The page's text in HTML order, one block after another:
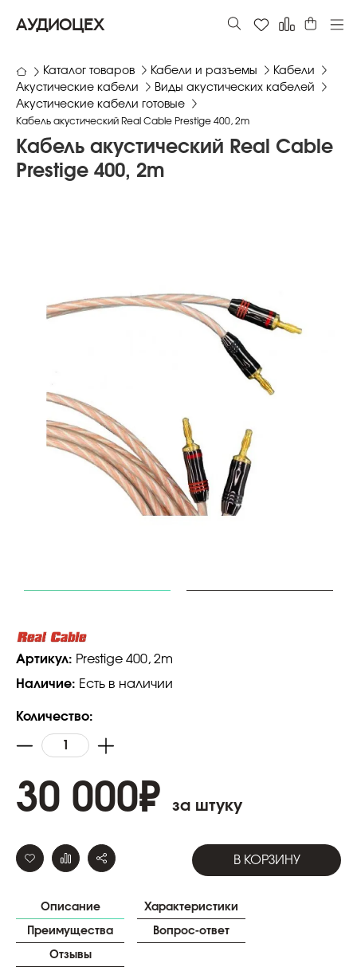
АУДИОЦЕХ
Каталог товаров Кабели и разъемы
Кабели
Акустические кабели
Виды акустических кабелей
Акустические кабели готовые
Кабель акустический Real Cable Prestige 400, 2m
Кабель акустический Real Cable
Prestige 400, 2m
Артикул: Prestige 400, 2m
Наличие: Есть в наличии
Количество:
30 000₽ за штуку
В КОРЗИНУ
Описание Характеристики
Преимущества Вопрос-ответ
Отзывы